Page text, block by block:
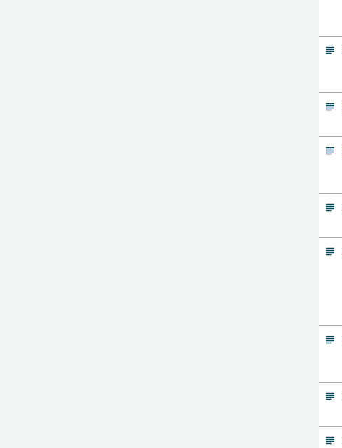
subject
subject
subject
subject
subject
subject
subject
subject